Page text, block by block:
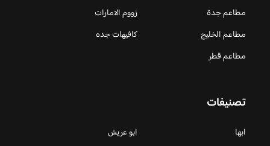
مطاعم جدة
زووم الامارات
مطاعم الخليج
كافيهات جده
مطاعم قطر
تصنيفات
ابها
ابو عريش